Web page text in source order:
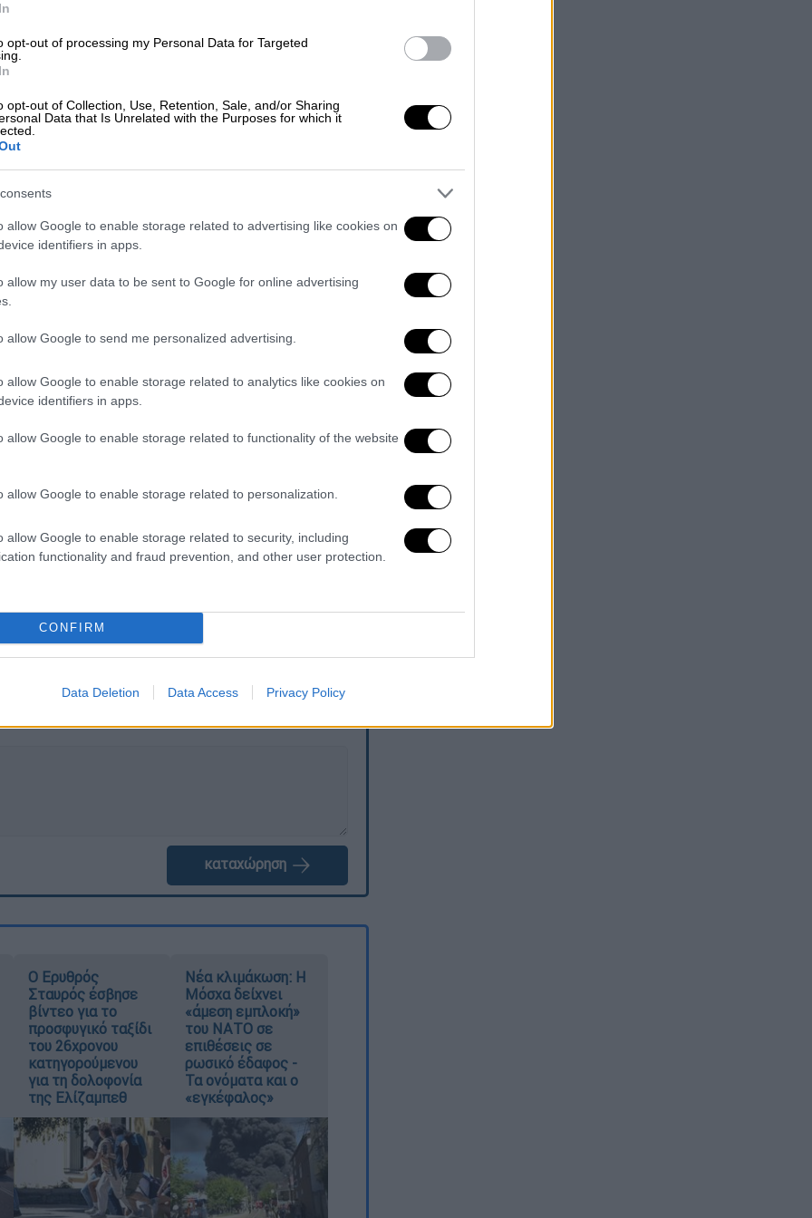
opt-out of processing my Personal Data for Targeted
opt-out of Collection, Use, Retention, Sale, and/or Sharing
Data that Is Unrelated with the Purposes for which it
allow Google to enable storage related to advertising like cookies on
identifiers in apps.
allow my user data to be sent to Google for online advertising
allow Google to send me personalized advertising.
allow Google to enable storage related to analytics like cookies on
identifiers in apps.
allow Google to enable storage related to functionality of the website
allow Google to enable storage related to personalization.
allow Google to enable storage related to security, including
functionality and fraud prevention, and other user protection.
CONFIRM
Data Deletion Data Access Privacy Policy
της Μόσχας μετά τη μεγάλη
ανοιχτά της Υεμένης - Οι
«κατόπιν αιτήματος της
Εξωτερικών
την τελευταία κατάσταση των
μεταξύ της Χαμάς και του Ισραήλ,
περιοχή».
στην
να βλέπει την Τουρκία ως
και το Ιράν.
sözde ayininin iptali için bu gün
15:30’da bir basın açıklaması
anlatacaktır.
ΕΘΝΟΣ θα παρεμβαίνει και τα προσβλητικά σχόλια θα
καταχώρηση
Ο Ερυθρός
Σταυρός έσβησε
βίντεο για το
προσφυγικό ταξίδι
του 26χρονου
κατηγορούμενου
για τη δολοφονία
της Ελίζαμπεθ
Νέα κλιμάκωση: Η
Μόσχα δείχνει
«άμεση εμπλοκή»
του ΝΑΤΟ σε
επιθέσεις σε
ρωσικό έδαφος -
Τα ονόματα και ο
«εγκέφαλος»